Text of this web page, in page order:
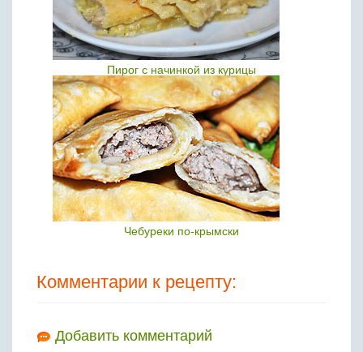
Пирог с начинкой из курицы
Чебуреки по-крымски
Комментарии к рецепту:
Добавить комментарий